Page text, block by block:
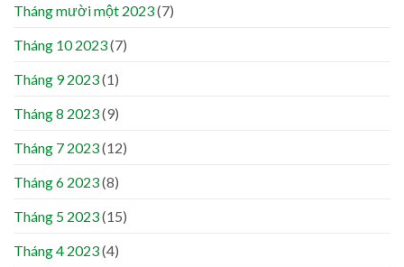
Tháng mười một 2023(7)
Tháng 10 2023(7)
Tháng 9 2023(1)
Tháng 8 2023(9)
Tháng 7 2023(12)
Tháng 6 2023(8)
Tháng 5 2023(15)
Tháng 4 2023(4)